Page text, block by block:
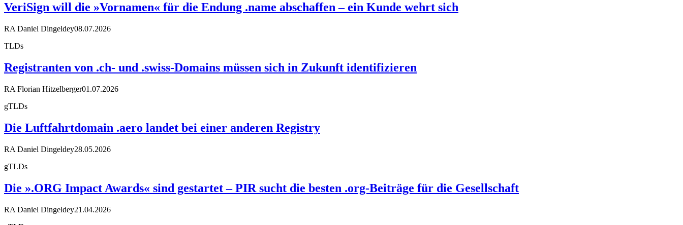
VeriSign will die »Vornamen« für die Endung .name abschaffen – ein Kunde wehrt sich
RA Daniel Dingeldey08.07.2026
TLDs
Registranten von .ch- und .swiss-Domains müssen sich in Zukunft identifizieren
RA Florian Hitzelberger01.07.2026
gTLDs
Die Luftfahrtdomain .aero landet bei einer anderen Registry
RA Daniel Dingeldey28.05.2026
gTLDs
Die ».ORG Impact Awards« sind gestartet – PIR sucht die besten .org-Beiträge für die Gesellschaft
RA Daniel Dingeldey21.04.2026